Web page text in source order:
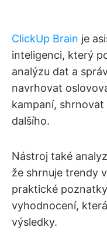
ClickUp Brain je
inteligenci, který
analýzu dat a
navrhovat
kampaní,
dalšího.
Nástroj také
že shrnuje trendy
praktické
vyhodnocení,
výsledky.